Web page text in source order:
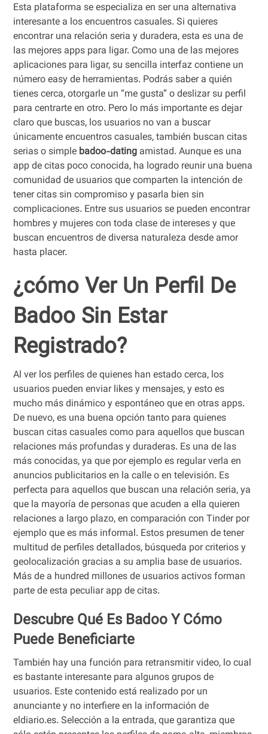
Esta plataforma se especializa en ser una alternativa
interesante a los encuentros casuales. Si quieres
encontrar una relación seria y duradera, esta es una de
las mejores apps para ligar. Como una de las mejores
aplicaciones para ligar, su sencilla interfaz contiene un
número easy de herramientas. Podrás saber a quién
tienes cerca, otorgarle un “me gusta” o deslizar su perfil
para centrarte en otro. Pero lo más importante es dejar
claro que buscas, los usuarios no van a buscar
únicamente encuentros casuales, también buscan citas
serias o simple badoo-dating amistad. Aunque es una
app de citas poco conocida, ha logrado reunir una buena
comunidad de usuarios que comparten la intención de
tener citas sin compromiso y pasarla bien sin
complicaciones. Entre sus usuarios se pueden encontrar
hombres y mujeres con toda clase de intereses y que
buscan encuentros de diversa naturaleza desde amor
hasta placer.
¿cómo Ver Un Perfil De
Badoo Sin Estar
Registrado?
Al ver los perfiles de quienes han estado cerca, los
usuarios pueden enviar likes y mensajes, y esto es
mucho más dinámico y espontáneo que en otras apps.
De nuevo, es una buena opción tanto para quienes
buscan citas casuales como para aquellos que buscan
relaciones más profundas y duraderas. Es una de las
más conocidas, ya que por ejemplo es regular verla en
anuncios publicitarios en la calle o en televisión. Es
perfecta para aquellos que buscan una relación seria, ya
que la mayoría de personas que acuden a ella quieren
relaciones a largo plazo, en comparación con Tinder por
ejemplo que es más informal. Estos presumen de tener
multitud de perfiles detallados, búsqueda por criterios y
geolocalización gracias a su amplia base de usuarios.
Más de a hundred millones de usuarios activos forman
parte de esta peculiar app de citas.
Descubre Qué Es Badoo Y Cómo
Puede Beneficiarte
También hay una función para retransmitir video, lo cual
es bastante interesante para algunos grupos de
usuarios. Este contenido está realizado por un
anunciante y no interfiere en la información de
eldiario.es. Selección a la entrada, que garantiza que